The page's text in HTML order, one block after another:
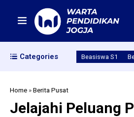
Categories Beasiswa S1
Home »Berita Pusat
Jelajahi Peluang